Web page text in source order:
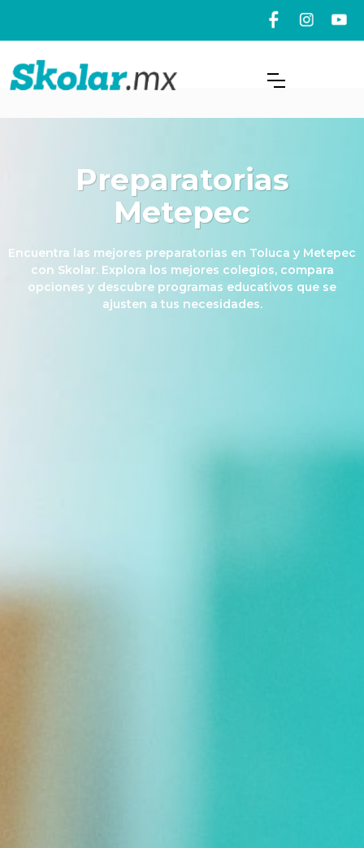
Preparatorias
Metepec
Encuentra las mejores preparatorias en Toluca y Metepec
con Skolar. Explora los mejores colegios, compara
opciones y descubre programas educativos que se
ajusten a tus necesidades.